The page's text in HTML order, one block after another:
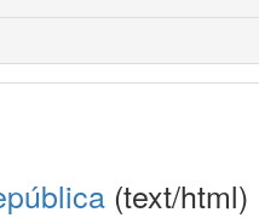
(text/html)